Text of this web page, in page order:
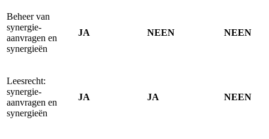
Beheer van
synergie-
aanvragen en
synergieën
JA NEEN NEEN
Leesrecht:
synergie-
aanvragen en
synergieën
JA JA NEEN